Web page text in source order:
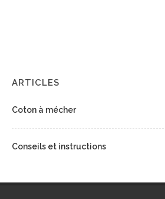
ARTICLES
Coton à mécher
Conseils et instructions